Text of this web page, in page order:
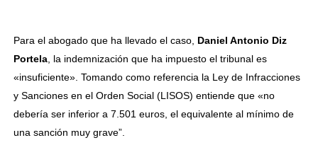
Para el abogado que ha llevado el caso, Daniel Antonio Diz
Portela, la indemnización que ha impuesto el tribunal es
«insuficiente». Tomando como referencia la Ley de Infracciones
y Sanciones en el Orden Social (LISOS) entiende que «no
debería ser inferior a 7.501 euros, el equivalente al mínimo de
una sanción muy grave”.